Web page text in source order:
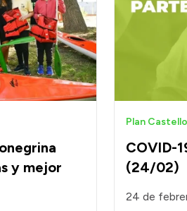
y mejor
COVID-
(24/02)
Plan Castello
24 de